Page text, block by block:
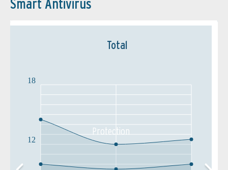
Smart Antivirus
Total
12
18
Protection